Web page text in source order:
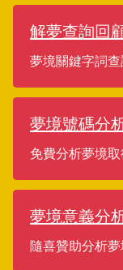
解夢查詢回
夢境關鍵字詞
夢境號碼分
免費分析夢境取
夢境意義分
隨喜贊助分析夢